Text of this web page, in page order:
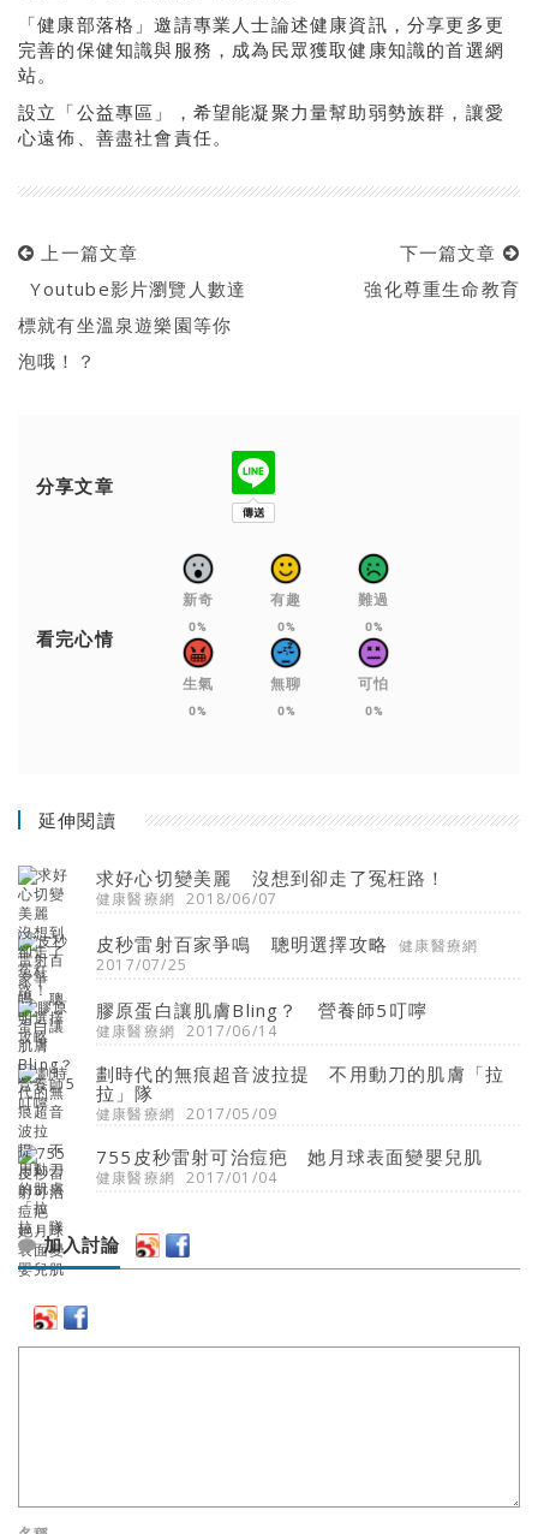
「健康部落格」邀請專業人士論述健康資訊，分享更多更
完善的保健知識與服務，成為民眾獲取健康知識的首選網
站。
設立「公益專區」，希望能凝聚力量幫助弱勢族群，讓愛
心遠佈、善盡社會責任。
上一篇文章
Youtube影片瀏覽人數達
標就有坐溫泉遊樂園等你
泡哦！？
下一篇文章
強化尊重生命教育
分享文章
看完心情
新奇
0%
有趣
0%
難過
0%
生氣
0%
無聊
0%
可怕
0%
延伸閱讀
求好心切變美麗 沒想到卻走了冤枉路！
健康醫療網 2018/06/07
皮秒雷射百家爭鳴 聰明選擇攻略
健康醫療網
2017/07/25
膠原蛋白讓肌膚Bling？ 營養師5叮嚀
健康醫療網 2017/06/14
劃時代的無痕超音波拉提 不用動刀的肌膚「拉
拉」隊
健康醫療網 2017/05/09
755皮秒雷射可治痘疤 她月球表面變嬰兒肌
健康醫療網 2017/01/04
加入討論